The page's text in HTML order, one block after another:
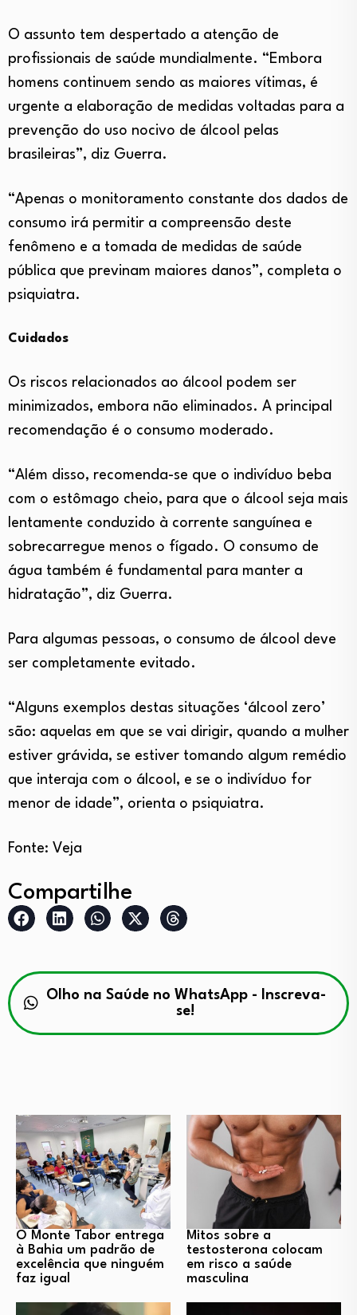
O assunto tem despertado a atenção de
profissionais de saúde mundialmente. “Embora
homens continuem sendo as maiores vítimas, é
urgente a elaboração de medidas voltadas para a
prevenção do uso nocivo de álcool pelas
brasileiras”, diz Guerra.
“Apenas o monitoramento constante dos dados de
consumo irá permitir a compreensão deste
fenômeno e a tomada de medidas de saúde
pública que previnam maiores danos”, completa o
psiquiatra.
Cuidados
Os riscos relacionados ao álcool podem ser
minimizados, embora não eliminados. A principal
recomendação é o consumo moderado.
“Além disso, recomenda-se que o indivíduo beba
com o estômago cheio, para que o álcool seja mais
lentamente conduzido à corrente sanguínea e
sobrecarregue menos o fígado. O consumo de
água também é fundamental para manter a
hidratação”, diz Guerra.
Para algumas pessoas, o consumo de álcool deve
ser completamente evitado.
“Alguns exemplos destas situações ‘álcool zero’
são: aquelas em que se vai dirigir, quando a mulher
estiver grávida, se estiver tomando algum remédio
que interaja com o álcool, e se o indivíduo for
menor de idade”, orienta o psiquiatra.
Fonte: Veja
Compartilhe
Olho na Saúde no WhatsApp - Inscreva-
se!
O Monte Tabor entrega
à Bahia um padrão de
excelência que ninguém
faz igual
Mitos sobre a
testosterona colocam
em risco a saúde
masculina